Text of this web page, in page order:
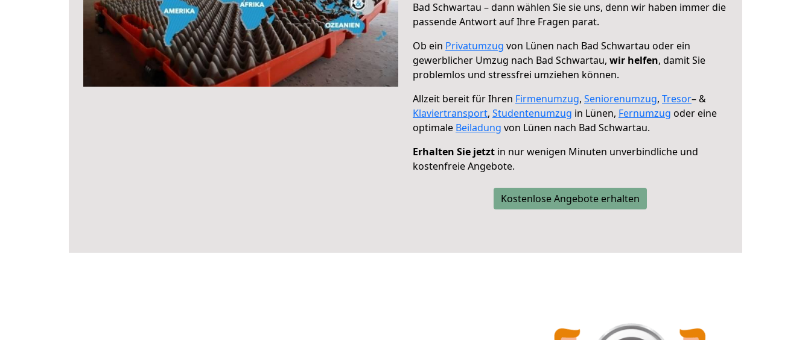
Bad Schwartau – dann wählen Sie sie uns, denn wir haben immer die
passende Antwort auf Ihre Fragen parat.
Ob ein Privatumzug von Lünen nach Bad Schwartau oder ein
gewerblicher Umzug nach Bad Schwartau, wir helfen, damit Sie
problemlos und stressfrei umziehen können.
Allzeit bereit für Ihren Firmenumzug, Seniorenumzug, Tresor– &
Klaviertransport, Studentenumzug in Lünen, Fernumzug oder eine
optimale Beiladung von Lünen nach Bad Schwartau.
Erhalten Sie jetzt in nur wenigen Minuten unverbindliche und
kostenfreie Angebote.
Kostenlose Angebote erhalten